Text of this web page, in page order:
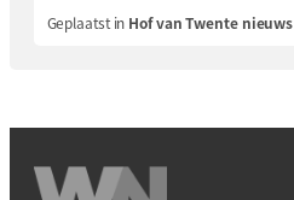
Geplaatst in Hof van Twente nieuws